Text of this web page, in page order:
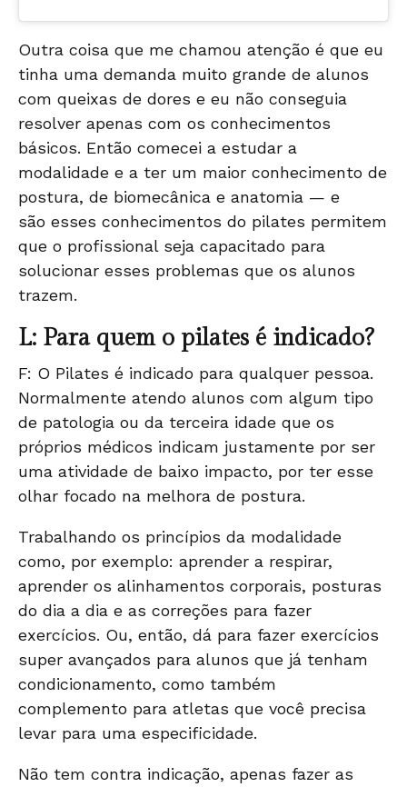
Outra coisa que me chamou atenção é que eu
tinha uma demanda muito grande de alunos
com queixas de dores e eu não conseguia
resolver apenas com os conhecimentos
básicos. Então comecei a estudar a
modalidade e a ter um maior conhecimento de
postura, de biomecânica e anatomia — e
são esses conhecimentos do pilates permitem
que o profissional seja capacitado para
solucionar esses problemas que os alunos
trazem.
L: Para quem o pilates é indicado?
F: O Pilates é indicado para qualquer pessoa.
Normalmente atendo alunos com algum tipo
de patologia ou da terceira idade que os
próprios médicos indicam justamente por ser
uma atividade de baixo impacto, por ter esse
olhar focado na melhora de postura.
Trabalhando os princípios da modalidade
como, por exemplo: aprender a respirar,
aprender os alinhamentos corporais, posturas
do dia a dia e as correções para fazer
exercícios. Ou, então, dá para fazer exercícios
super avançados para alunos que já tenham
condicionamento, como também
complemento para atletas que você precisa
levar para uma especificidade.
Não tem contra indicação, apenas fazer as